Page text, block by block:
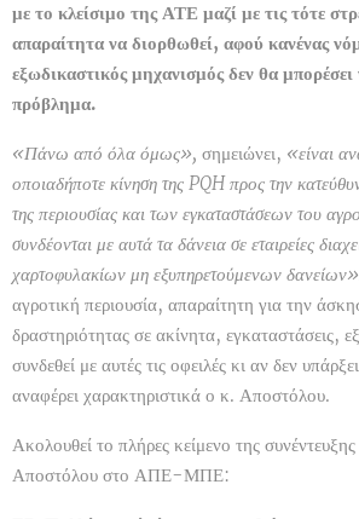
με το κλείσιμο της ΑΤΕ μαζί με τις τότε
απαραίτητα να διορθωθεί, αφού κανένας
εξωδικαστικός μηχανισμός δεν θα μπορέσει
πρόβλημα.
«Πάνω από όλα όμως», σημειώνει, «είναι
οποιαδήποτε κίνηση της PQH προς την
της περιουσίας και των εγκαταστάσεων του
συνδέονται με αυτά τα δάνεια σε εταιρείες
χαρτοφυλακίων μη εξυπηρετούμενων
αγροτική περιουσία, απαραίτητη για την
δραστηριότητας σε ακίνητα, εγκαταστάσεις,
συνδεθεί με αυτές τις οφειλές κι αν δεν
αναφέρει χαρακτηριστικά ο κ. Αποστόλου.
Ακολουθεί το πλήρες κείμενο της
Αποστόλου στο ΑΠΕ-ΜΠΕ: